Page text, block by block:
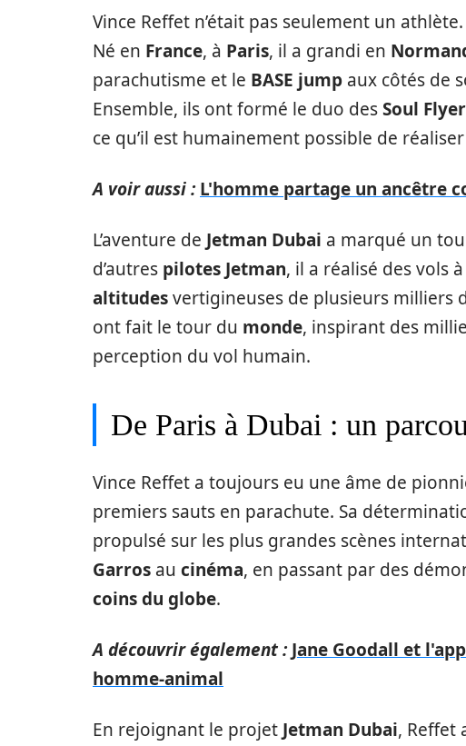
Vince Reffet n’était pas seulement un
Né en France, à Paris, il a grandi en
parachutisme et le BASE jump aux côtés de
Ensemble, ils ont formé le duo desSoul
ce qu’il est humainement possible de
A voir aussi : L'homme partage un ancêtre
L’aventure de Jetman Dubai a marqué un
d’autres pilotes Jetman, il a réalisé des vols
altitudesvertigineuses de plusieurs milliers
ont fait le tour du monde, inspirant des
perception du vol humain.
De Paris à Dubai : un
Vince Reffet a toujours eu une âme de
premiers sauts en parachute. Sa
propulsé sur les plus grandes scènes
Garros au cinéma, en passant par des
coins du globe.
A découvrir également : Jane Goodall et
homme-animal
En rejoignant le projet Jetman Dubai, Reffet